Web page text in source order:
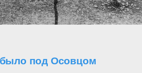
под Осовцом